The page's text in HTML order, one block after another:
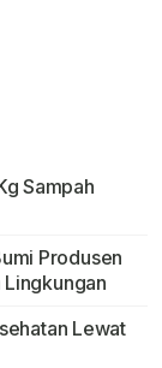
Sampah
Produsen
Lingkungan
Lewat